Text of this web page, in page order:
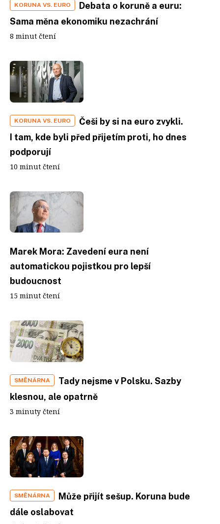
KORUNA VS. EURO
Debata o koruně a euru:
Sama měna ekonomiku nezachrání
8 minut čtení
KORUNA VS. EURO
Češi by si na euro zvykli.
I tam, kde byli před přijetím proti, ho dnes
podporují
10 minut čtení
Marek Mora: Zavedení eura není
automatickou pojistkou pro lepší
budoucnost
15 minut čtení
SMĚNÁRNA
Tady nejsme v Polsku. Sazby
klesnou, ale opatrně
3 minuty čtení
SMĚNÁRNA
Může přijít sešup. Koruna bude
dále oslabovat